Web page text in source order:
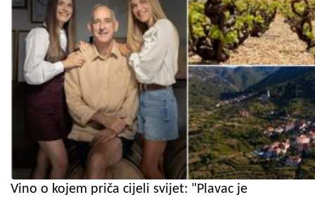
Vino o kojem priča cijeli svijet: "Plavac je